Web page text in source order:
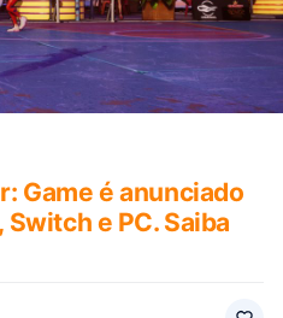
Game é anunciado
Switch e PC. Saiba